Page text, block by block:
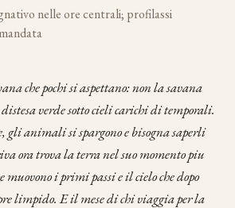
nelle ore centrali; profilassi
che pochi si aspettano: non la savana
verde sotto cieli carichi di temporali.
gli animali si spargono e bisogna saperli
ora trova la terra nel suo momento piu
muovono i primi passi e il cielo che dopo
limpido. E il mese di chi viaggia per la